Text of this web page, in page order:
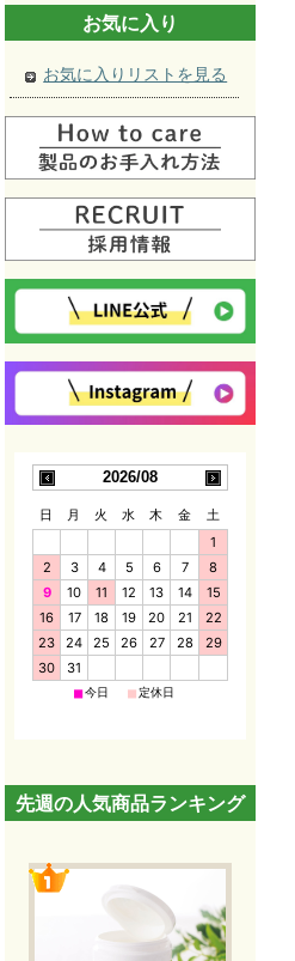
お気に入り
お気に入りリストを見る
2026/08
日 月 火 水 木 金
土
1
2
3 4 5 6 7
8
9
10 11 12 13 14
15
16
17 18 19 20 21
22
23
24 25 26 27 28
29
30
31
■今日 ■定休日
先週の人気商品ランキング